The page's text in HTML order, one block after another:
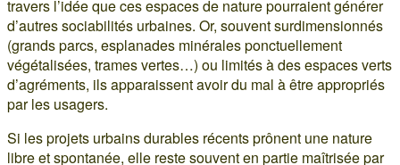
travers l’idée que ces espaces de nature pourraient générer
d’autres sociabilités urbaines. Or, souvent surdimensionnés
(grands parcs, esplanades minérales ponctuellement
végétalisées, trames vertes…) ou limités à des espaces verts
d’agréments, ils apparaissent avoir du mal à être appropriés
par les usagers.
Si les projets urbains durables récents prônent une nature
libre et spontanée, elle reste souvent en partie maîtrisée par